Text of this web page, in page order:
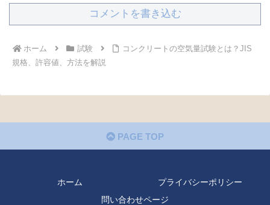
コメントを書き込む
ホーム 試験
コンクリートの空気量試験とは？JIS
規格、許容値、方法を解説
PAGE TOP
ホーム
プライバシーポリシー
問い合わせページ